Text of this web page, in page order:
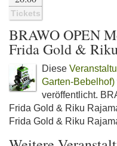
Tickets
BRAWO OPEN
Frida Gold &
Diese
Garten-Bebelhof)
veröffentlicht.
Frida Gold & Riku
Frida Gold & Riku